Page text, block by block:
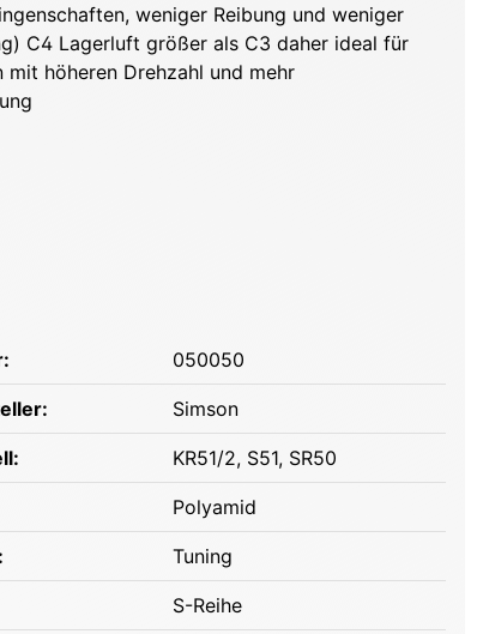
weniger Reibung und weniger
C4 Lagerluft größer als C3 daher ideal für
mit höheren Drehzahl und mehr
050050
Simson
KR51/2, S51, SR50
Polyamid
Tuning
S-Reihe